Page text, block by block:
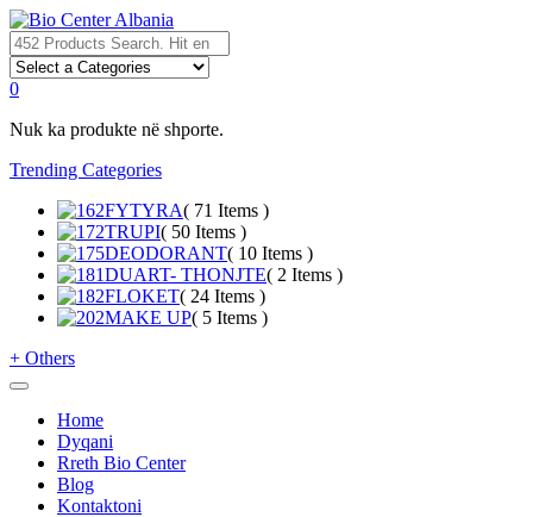
0
Nuk ka produkte në shporte.
Trending Categories
FYTYRA( 71 Items )
TRUPI( 50 Items )
DEODORANT( 10 Items )
DUART- THONJTE( 2 Items )
FLOKET( 24 Items )
MAKE UP( 5 Items )
+ Others
Home
Dyqani
Rreth Bio Center
Blog
Kontaktoni